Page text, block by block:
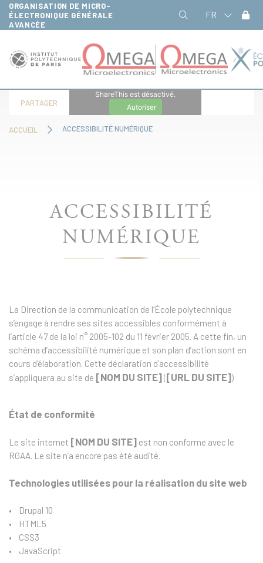
ORGANISATION DE MICRO-
ÉLECTRONIQUE GÉNÉRALE
AVANCÉE
FR
ACCUEIL ACCESSIBILITÉ NUMÉRIQUE
PARTAGER
ShareThis est désactivé.
Autoriser
ACCESSIBILITÉ
NUMÉRIQUE
La Direction de la communication de l’École polytechnique
s’engage à rendre ses sites accessibles conformément à
l’article 47 de la loi n° 2005-102 du 11 février 2005. A cette fin, un
schéma d’accessibilité numérique et son plan d’action sont en
cours d'élaboration. Cette déclaration d’accessibilité
s’appliquera au site de [NOM DU SITE]([URL DU SITE])
État de conformité
Le site internet [NOM DU SITE] est non conforme avec le
RGAA. Le site n’a encore pas été audité.
Technologies utilisées pour la réalisation du site web
• Drupal 10
• HTML5
• CSS3
• JavaScript
Panneau de gestion des cookies